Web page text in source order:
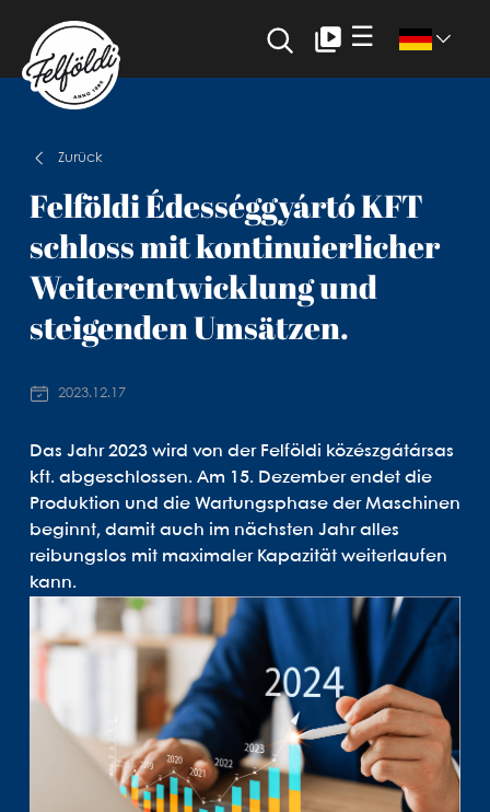
☰
Zurück
Felföldi Édességgyártó KFT
schloss mit kontinuierlicher
Weiterentwicklung und
steigenden Umsätzen.
2023.12.17
Das Jahr 2023 wird von der Felföldi közészgátársas
kft. abgeschlossen. Am 15. Dezember endet die
Produktion und die Wartungsphase der Maschinen
beginnt, damit auch im nächsten Jahr alles
reibungslos mit maximaler Kapazität weiterlaufen
kann.